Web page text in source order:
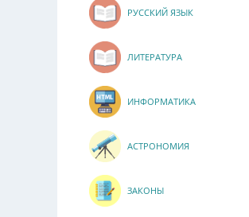
РУССКИЙ ЯЗЫК
ЛИТЕРАТУРА
ИНФОРМАТИКА
АСТРОНОМИЯ
ЗАКОНЫ